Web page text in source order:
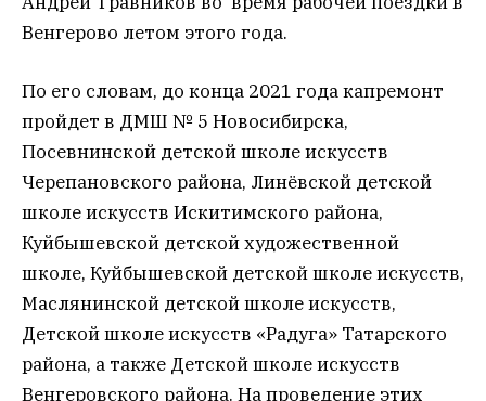
Венгерово летом этого года.
По его словам, до конца 2021 года капремонт
пройдет в ДМШ № 5 Новосибирска,
Посевнинской детской школе искусств
Черепановского района, Линёвской детской
школе искусств Искитимского района,
Куйбышевской детской художественной
школе, Куйбышевской детской школе искусств,
Маслянинской детской школе искусств,
Детской школе искусств «Радуга» Татарского
района, а также Детской школе искусств
Венгеровского района. На проведение этих